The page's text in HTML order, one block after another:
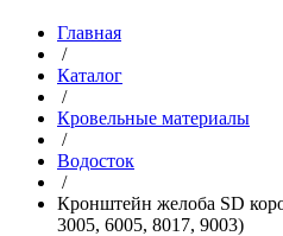
Главная
/
Каталог
/
Кровельные материалы
/
Водосток
/
Кронштейн желоба SD
3005, 6005, 8017, 9003)